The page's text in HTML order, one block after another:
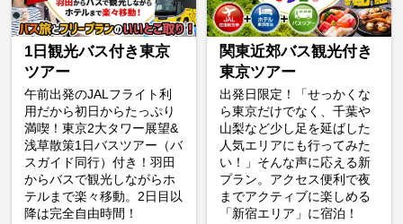
1日観光バス付き東京
ツアー
午前出発のJALフライト利
用だから初日からたっぷり
満喫！東京2大タワー展望&
浅草散策1日バスツアー（バ
スガイド同行）付き！羽田
からバスで観光しながらホ
テルまで楽々移動。2日目以
降は完全自由時間！
関東近郊バス観光付き
東京ツアー
出発日限定！「せっかくな
ら東京だけでなく、千葉や
山梨など少し足を延ばした
人気エリアにも行ってみた
い！」そんな声に応える新
プラン。アクセス便利で夜
までアクティブに楽しめる
「新宿エリア」に宿泊！